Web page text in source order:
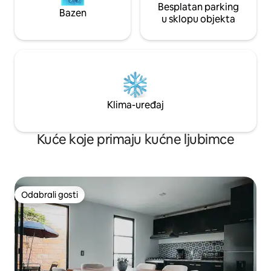
Bazen
Besplatan parking
u sklopu objekta
Klima-uređaj
Kuće koje primaju kućne ljubimce
Odabrali gosti
Odabrali gosti